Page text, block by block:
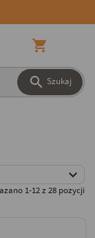
 Szukaj


1-12 z 28 pozycji